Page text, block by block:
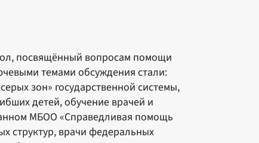
посвящённый вопросам помощи
темами обсуждения стали:
зон» государственной системы,
детей, обучение врачей и
МБОО «Справедливая помощь
структур, врачи федеральных